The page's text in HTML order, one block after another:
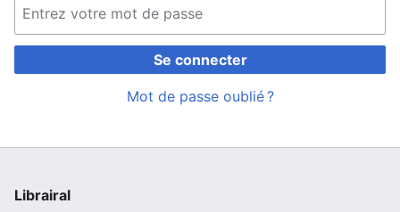
Se connecter
Mot de passe oublié ?
Librairal